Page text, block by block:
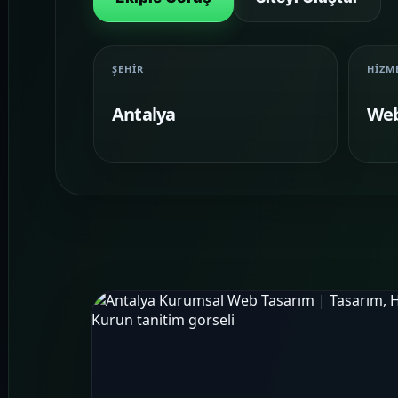
ŞEHIR
Antalya